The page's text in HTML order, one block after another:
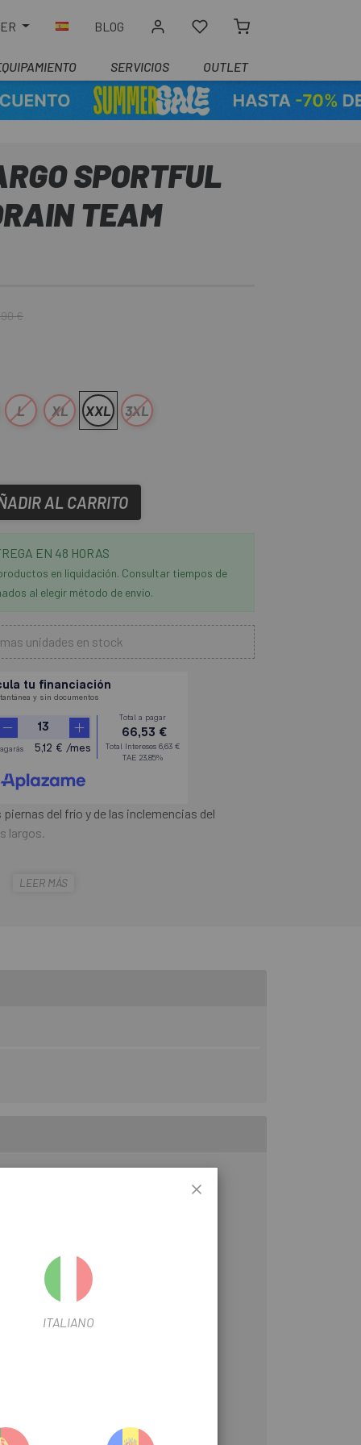
BLOG
SERVICIOS OUTLET
SPORTFUL
TEAM
€
L XL XXL 3XL
AL CARRITO
EN 48 HORAS
en liquidación. Consultar tiempos de
al elegir método de envío.
unidades en stock
del frío y de las inclemencias del
largos.
condiciones climatológicas, proporciona una
LEER MÁS
en color negro. Altamente
ligera, de la nieve húmeda y de las
ITALIANO